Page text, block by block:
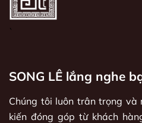
`
SONG LÊ lắng nghe
Chúng tôi luôn trân trọng và
kiến đóng góp từ khách